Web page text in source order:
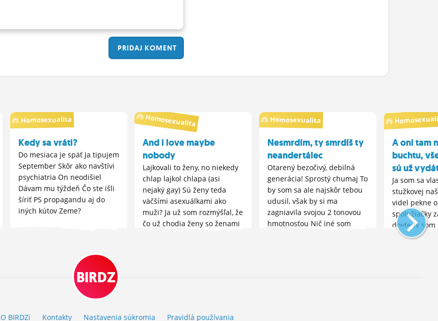
PRIDAJ KOMENT
Homosexualita
Kedy sa vráti?
Do mesiaca je späť Ja tipujem
September Skôr ako navštívi
psychiatria On neodišiel
Dávam mu týždeň Čo ste išli
šíriť PS propagandu aj do
iných kútov Zeme?
Homosexualita
And i love maybe
nobody
Lajkovali to ženy, no niekedy
chlap lajkol chlapa (asi
nejaký gay) Sú ženy teda
väčšími asexuálkami ako
muži? Ja už som rozmýšľal, že
čo už chodia ženy so ženami
Homosexualita
Nesmrdím, ty smrdíš ty
neandertálec
Otarený bezočivý, debilná
generácia! Sprostý chumaj To
by som sa ale najskôr tebou
udusil, však by si ma
zagniavila svojou 2 tonovou
hmotnosťou Nič iné som
A oni tam
buchtu,
sú už
Ja som sa
stužkovej
videl pekne
spolužiačky
dovtedy
orientáciu
BIRDZ
O BIRDZi Kontakty Nastavenia súkromia Pravidlá používania